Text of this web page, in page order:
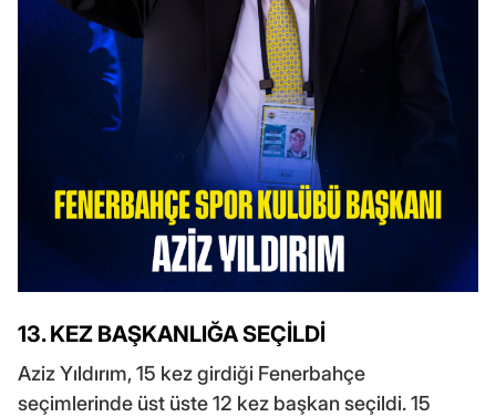
13. KEZ BAŞKANLIĞA SEÇİLDİ
Aziz Yıldırım, 15 kez girdiği Fenerbahçe
seçimlerinde üst üste 12 kez başkan seçildi. 15